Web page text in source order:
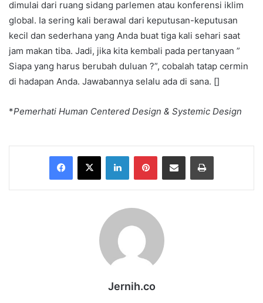
dimulai dari ruang sidang parlemen atau konferensi iklim
global. Ia sering kali berawal dari keputusan-keputusan
kecil dan sederhana yang Anda buat tiga kali sehari saat
jam makan tiba. Jadi, jika kita kembali pada pertanyaan ”
Siapa yang harus berubah duluan ?”, cobalah tatap cermin
di hadapan Anda. Jawabannya selalu ada di sana. []
*Pemerhati Human Centered Design & Systemic Design
Facebook
X LinkedInPinterestShare via Email Print
Jernih.co